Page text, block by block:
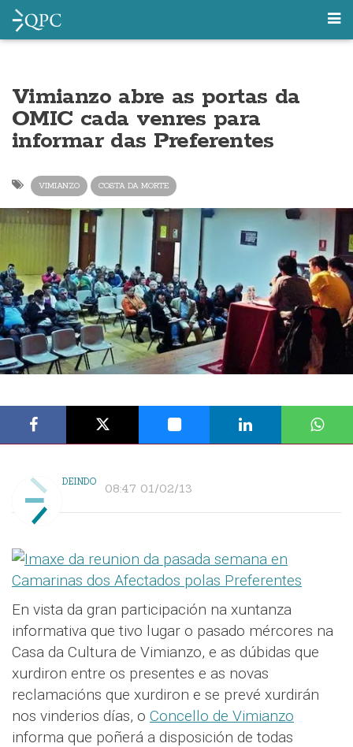
Vimianzo abre as portas da
OMIC cada venres para
informar das Preferentes
VIMIANZO COSTA DA MORTE
DEINDO 08:47 01/02/13
En vista da gran participación na xuntanza
informativa que tivo lugar o pasado mércores na
Casa da Cultura de Vimianzo, e as dúbidas que
xurdiron entre os presentes e as novas
reclamacións que xurdiron e se prevé xurdirán
nos vinderios días, o Concello de Vimianzo
informa que poñerá a disposición de todas